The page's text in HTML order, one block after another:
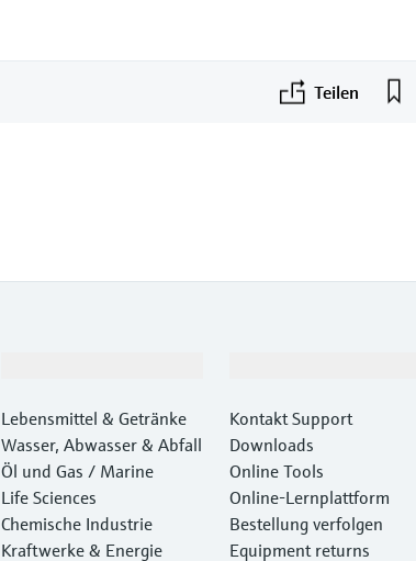
Teilen
Lebensmittel & Getränke
Wasser, Abwasser & Abfall
Öl und Gas / Marine
Life Sciences
Chemische Industrie
Kraftwerke & Energie
Kontakt Support
Downloads
Online Tools
Online-Lernplattform
Bestellung verfolgen
Equipment returns